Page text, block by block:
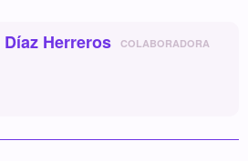
Díaz Herreros COLABORADORA